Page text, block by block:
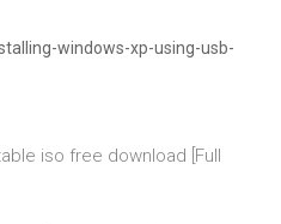
windows-xp-using-usb-
iso free download [Full